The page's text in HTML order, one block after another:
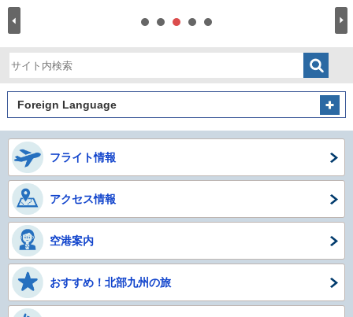
Foreign Language
フライト情報
アクセス情報
空港案内
おすすめ！北部九州の旅